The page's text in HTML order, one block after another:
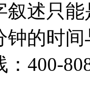
叙述只
钟的时
400-